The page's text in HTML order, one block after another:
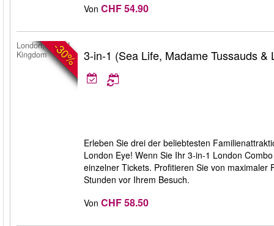
Von CHF 54.90
-30%
London, United
Kingdom
3-in-1 (Sea Life, Madame Tussauds &
Erleben Sie drei der beliebtesten
London Eye! Wenn Sie Ihr 3-in-1 London
einzelner Tickets. Profitieren Sie von
Stunden vor Ihrem Besuch.
Von CHF 58.50